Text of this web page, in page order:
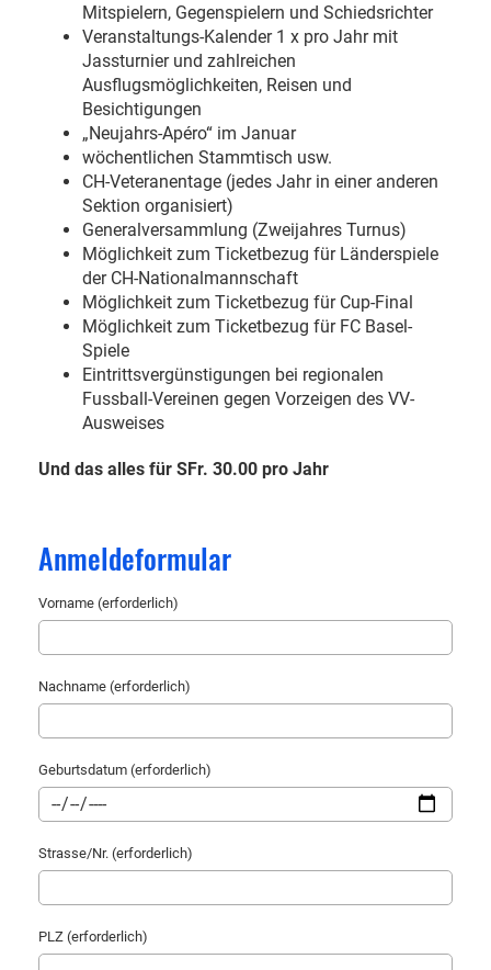
Mitspielern, Gegenspielern und Schiedsrichter
Veranstaltungs-Kalender 1 x pro Jahr mit
Jassturnier und zahlreichen
Ausflugsmöglichkeiten, Reisen und
Besichtigungen
„Neujahrs-Apéro“ im Januar
wöchentlichen Stammtisch usw.
CH-Veteranentage (jedes Jahr in einer anderen
Sektion organisiert)
Generalversammlung (Zweijahres Turnus)
Möglichkeit zum Ticketbezug für Länderspiele
der CH-Nationalmannschaft
Möglichkeit zum Ticketbezug für Cup-Final
Möglichkeit zum Ticketbezug für FC Basel-
Spiele
Eintrittsvergünstigungen bei regionalen
Fussball-Vereinen gegen Vorzeigen des VV-
Ausweises
Und das alles für SFr. 30.00 pro Jahr
Anmeldeformular
Vorname (erforderlich)
Nachname (erforderlich)
Geburtsdatum (erforderlich)
Strasse/Nr. (erforderlich)
PLZ (erforderlich)